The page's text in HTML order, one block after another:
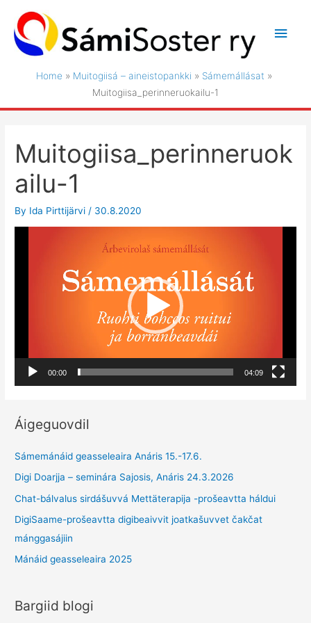
content
Main
Home Muitogiisá – aineistopankki
Sámemállásat
Muitogiisa_perinneruokailu-1
Muitogiisa_perinneruok
ailu-1
By Ida Pirttijärvi / 30.8.2020
00:00 04:09
Áigeguovdil
Sámemánáid geasseleaira Anáris 15.-17.6.
Digi Doarjja – seminára Sajosis, Anáris 24.3.2026
Chat-bálvalus sirdášuvvá Mettäterapija -prošeavtta háldui
DigiSaame-prošeavtta digibeaivvit joatkašuvvet čakčat
mánggasájiin
Mánáid geasseleaira 2025
Bargiid blogi